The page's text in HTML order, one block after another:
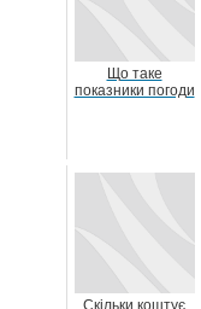
Що таке
показники погоди